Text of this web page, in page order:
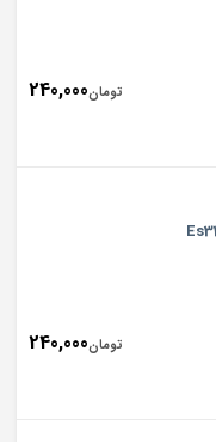
تومان240,000
تومان240,000